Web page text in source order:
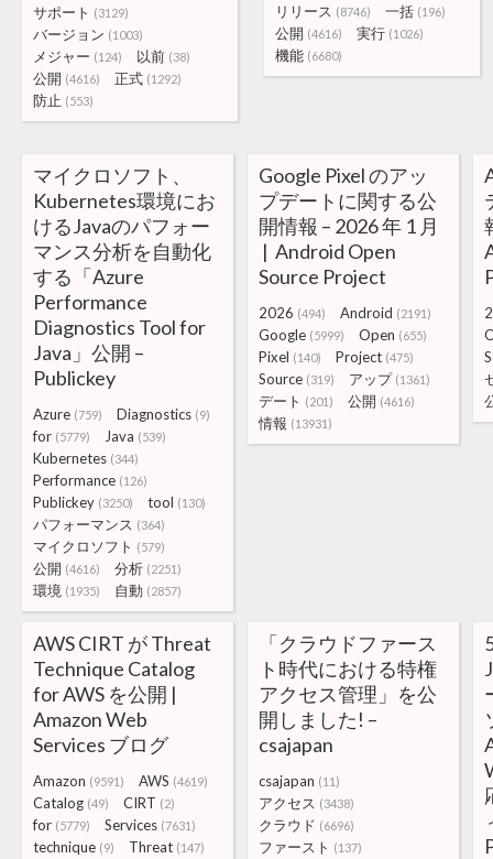
リリース (8746) 一括 (196)
公開 (4616) 実行 (1026)
機能 (6680)
サポート (3129)
バージョン (1003)
メジャー (124) 以前 (38)
公開 (4616) 正式 (1292)
防止 (553)
マイクロソフト、
Kubernetes環境にお
けるJavaのパフォー
マンス分析を自動化
する「Azure
Performance
Diagnostics Tool for
Java」公開 –
Publickey
Azure (759) Diagnostics (9)
for (5779) Java (539)
Kubernetes (344)
Performance (126)
Publickey (3250) tool (130)
パフォーマンス (364)
マイクロソフト (579)
公開 (4616) 分析 (2251)
環境 (1935) 自動 (2857)
Google Pixel のアッ
プデートに関する公
開情報 – 2026 年 1 月
| Android Open
Source Project
2026 (494) Android (2191)
Google (5999) Open (655)
Pixel (140) Project (475)
Source (319) アップ (1361)
デート (201) 公開 (4616)
情報 (13931)
AWS CIRT が Threat
Technique Catalog
for AWS を公開 |
Amazon Web
Services ブログ
Amazon (9591) AWS (4619)
Catalog (49) CIRT (2)
for (5779) Services (7631)
technique (9) Threat (147)
「クラウドファース
ト時代における特権
アクセス管理」を公
開しました! –
csajapan
csajapan (11)
アクセス (3438)
クラウド (6696)
ファースト (137)